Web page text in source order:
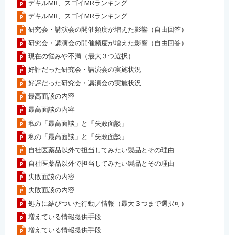
デキルMR、スゴイMRランキング
デキルMR、スゴイMRランキング
研究会・講演会の開催頻度が増えた影響（自由回答）
研究会・講演会の開催頻度が増えた影響（自由回答）
現在の悩みや不満（最大３つ選択）
好評だった研究会・講演会の実施状況
好評だった研究会・講演会の実施状況
最高面談の内容
最高面談の内容
私の「最高面談」と「失敗面談」
私の「最高面談」と「失敗面談」
自社医薬品以外で担当してみたい製品とその理由
自社医薬品以外で担当してみたい製品とその理由
失敗面談の内容
失敗面談の内容
処方に結びついた行動／情報（最大３つまで選択可）
増えている情報提供手段
増えている情報提供手段